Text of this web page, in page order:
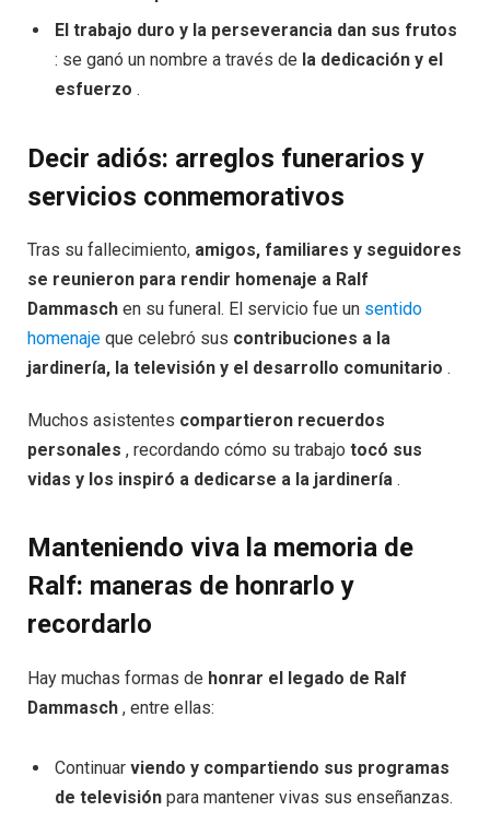
El trabajo duro y la perseverancia dan sus frutos
: se ganó un nombre a través de la dedicación y el
esfuerzo .
Decir adiós: arreglos funerarios y
servicios conmemorativos
Tras su fallecimiento, amigos, familiares y seguidores
se reunieron para rendir homenaje a Ralf
Dammasch en su funeral. El servicio fue un sentido
homenaje que celebró sus contribuciones a la
jardinería, la televisión y el desarrollo comunitario .
Muchos asistentes compartieron recuerdos
personales , recordando cómo su trabajo tocó sus
vidas y los inspiró a dedicarse a la jardinería .
Manteniendo viva la memoria de
Ralf: maneras de honrarlo y
recordarlo
Hay muchas formas de honrar el legado de Ralf
Dammasch , entre ellas:
Continuar viendo y compartiendo sus programas
de televisión para mantener vivas sus enseñanzas.